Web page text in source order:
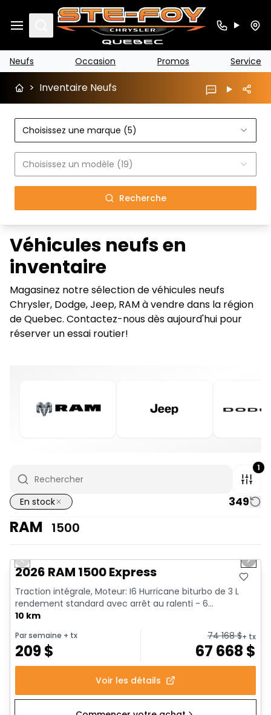
Search
Neufs Occasion Promos Service
> Inventaire Neufs
Choisissez une marque (5)
Choisissez un modèle (19)
Recherche
Véhicules neufs en
inventaire
Magasinez notre sélection de véhicules neufs
Chrysler, Dodge, Jeep, RAM à vendre dans la région
de Quebec. Contactez-nous dès aujourd'hui pour
réserver un essai routier!
1
En stock 349
RAM 1500
1/7
En stock
Previous slide Next
2026 RAM 1500 Express
Traction intégrale, Moteur: I6 Hurricane biturbo de 3 L
rendement standard avec arrêt au ralenti - 6...
10 km
Par semaine + tx
209$
74 168$+ tx
67 668 $
Voir les détails